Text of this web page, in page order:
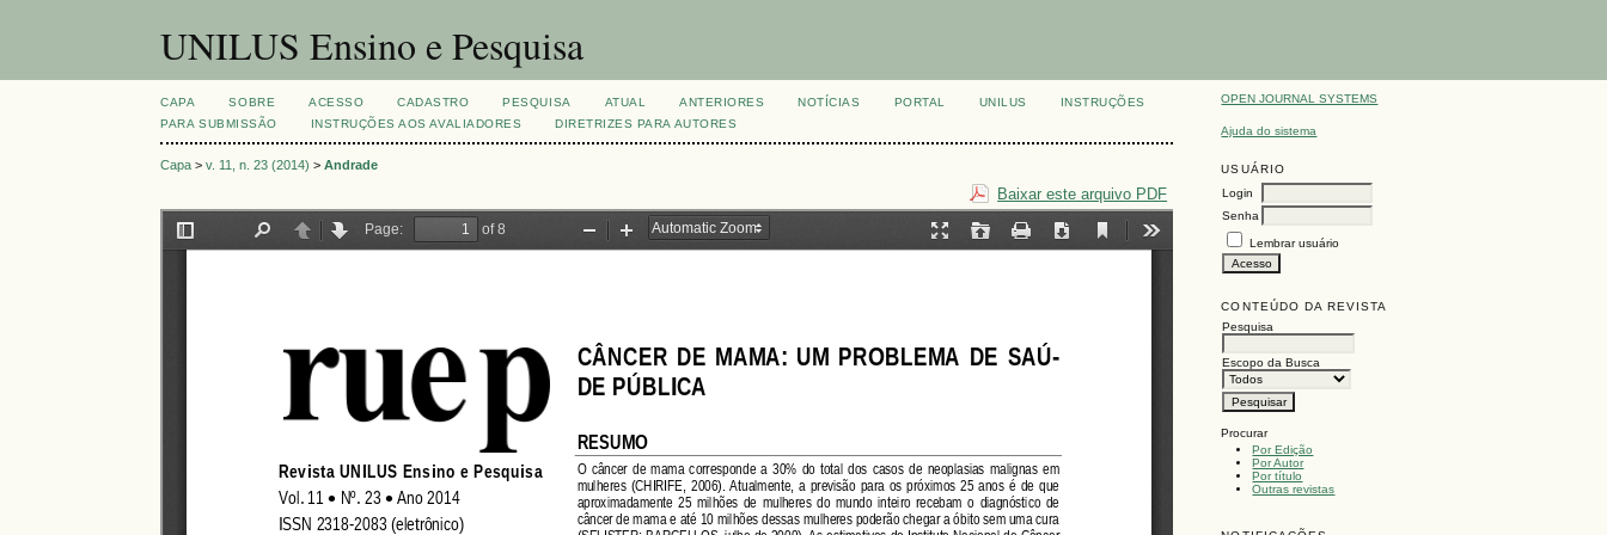
UNILUS Ensino e Pesquisa
OPEN JOURNAL SYSTEMS
Ajuda do sistema
USUÁRIO
Login
Senha
Lembrar usuário
CONTEÚDO DA REVISTA
Pesquisa
Escopo da Busca
Procurar
Por Edição
Por Autor
Por título
Outras revistas
CAPA SOBRE ACESSO CADASTRO PESQUISA ATUAL ANTERIORES NOTÍCIAS PORTAL UNILUS
INSTRUÇÕES
PARA SUBMISSÃO
INSTRUÇÕES AOS AVALIADORES DIRETRIZES PARA AUTORES
Capa >v. 11, n. 23 (2014) >Andrade
Baixar este arquivo PDF